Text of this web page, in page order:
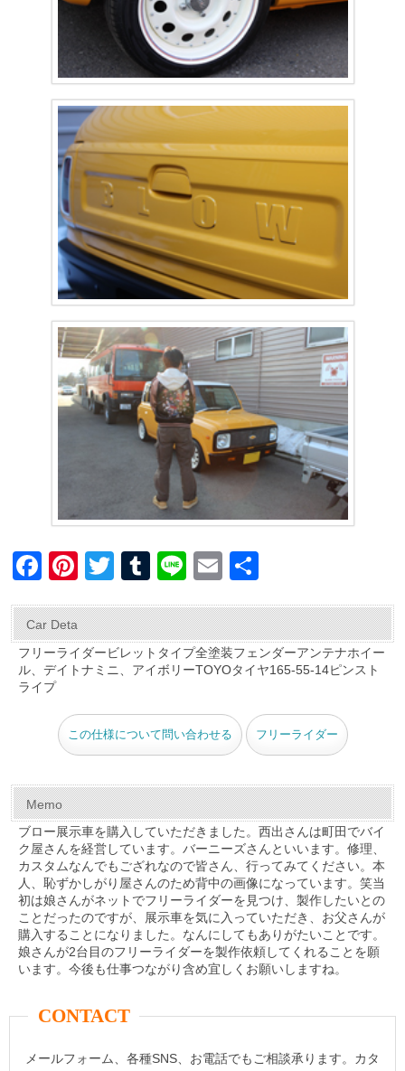
F
c
e
b
Pi
er
e
st
T
tt
er
T
m
bl
r
Li
e
E
ail
Car Deta
フリーライダービレットタイプ全塗装フェンダーアンテナホイー
ル、デイトナミニ、アイボリーTOYOタイヤ165-55-14ピンスト
ライプ
この仕様について問い合わせる フリーライダー
Memo
ブロー展示車を購入していただきました。西出さんは町田でバイ
ク屋さんを経営しています。バーニーズさんといいます。修理、
カスタムなんでもござれなので皆さん、行ってみてください。本
人、恥ずかしがり屋さんのため背中の画像になっています。笑当
初は娘さんがネットでフリーライダーを見つけ、製作したいとの
ことだったのですが、展示車を気に入っていただき、お父さんが
購入することになりました。なんにしてもありがたいことです。
娘さんが2台目のフリーライダーを製作依頼してくれることを願
います。今後も仕事つながり含め宜しくお願いしますね。
CONTACT
メールフォーム、各種SNS、お電話でもご相談承ります。カタ